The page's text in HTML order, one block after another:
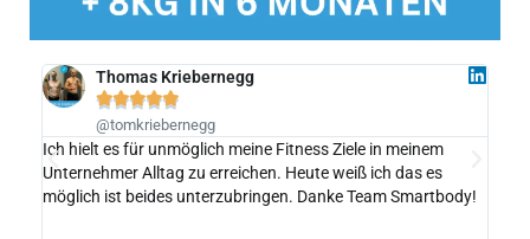
Thomas Kriebernegg

@tomkriebernegg
Ich hielt es für unmöglich meine Fitness Ziele in meinem
Unternehmer Alltag zu erreichen. Heute weiß ich das es
möglich ist beides unterzubringen. Danke Team Smartbody!